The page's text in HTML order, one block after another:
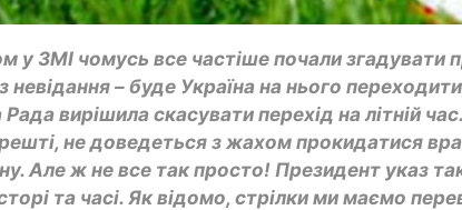
у ЗМІ чомусь все частіше почали згадувати
невідання – буде Україна на нього
Рада вирішила скасувати перехід на літній
не доведеться з жахом прокидатися
Але ж не все так просто! Президент указ
та часі. Як відомо, стрілки ми маємо